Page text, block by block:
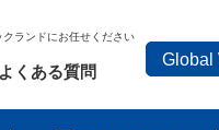
ランドにお任せください
よくある質問
Global